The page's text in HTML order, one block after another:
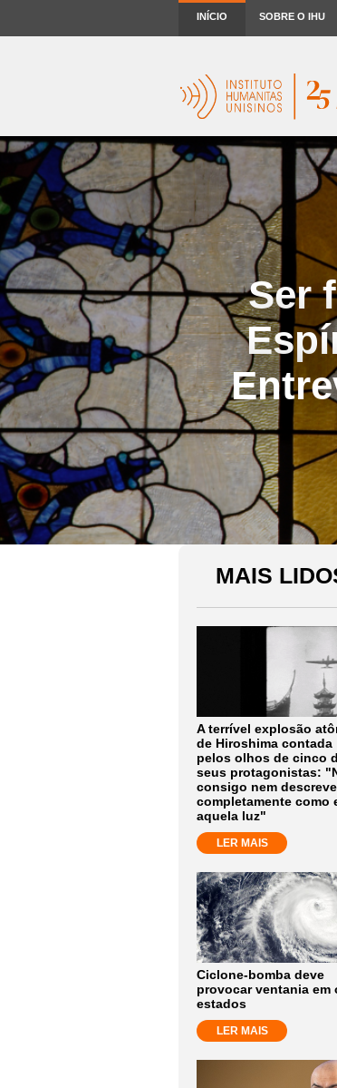
INÍCIO SOBRE O IHU
Ser
MAIS
A terrível explosão
de Hiroshima contada
pelos olhos de cinco
seus protagonistas:
consigo nem
completamente como
aquela luz"
LER MAIS
Ciclone-bomba deve
provocar ventania em
estados
LER MAIS